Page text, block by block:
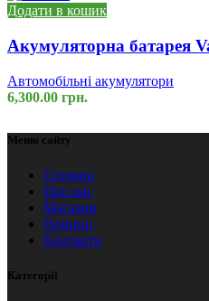
Додати в кошик
Акумуляторна батарея
Автомобільні акумулятори
6,300.00 грн.
Меню сайту
Головна
Про нас
Магазин
Новини
Контакти
Категорії